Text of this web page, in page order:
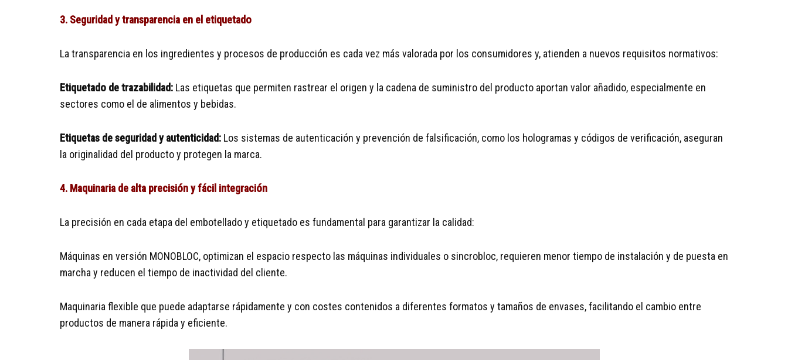
3. Seguridad y transparencia en el etiquetado
La transparencia en los ingredientes y procesos de producción es cada vez más valorada por los consumidores y, atienden a nuevos requisitos normativos:
Etiquetado de trazabilidad: Las etiquetas que permiten rastrear el origen y la cadena de suministro del producto aportan valor añadido, especialmente en
sectores como el de alimentos y bebidas.
Etiquetas de seguridad y autenticidad: Los sistemas de autenticación y prevención de falsificación, como los hologramas y códigos de verificación, aseguran
la originalidad del producto y protegen la marca.
4. Maquinaria de alta precisión y fácil integración
La precisión en cada etapa del embotellado y etiquetado es fundamental para garantizar la calidad:
Máquinas en versión MONOBLOC, optimizan el espacio respecto las máquinas individuales o sincrobloc, requieren menor tiempo de instalación y de puesta en
marcha y reducen el tiempo de inactividad del cliente.
Maquinaria flexible que puede adaptarse rápidamente y con costes contenidos a diferentes formatos y tamaños de envases, facilitando el cambio entre
productos de manera rápida y eficiente.